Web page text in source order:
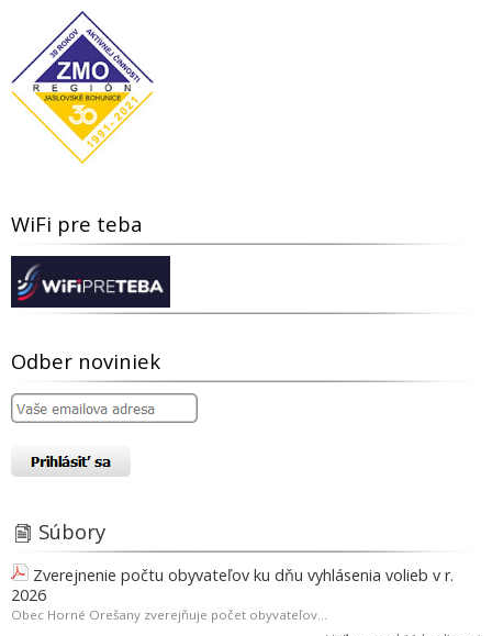
WiFi pre teba
Odber noviniek
Súbory
Zverejnenie počtu obyvateľov ku dňu vyhlásenia volieb v r.
2026
Obec Horné Orešany zverejňuje počet obyvateľov...